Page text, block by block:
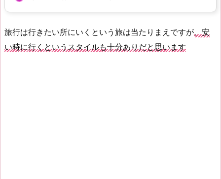
旅行は行きたい所にいくという旅は当たりまえですが、安
い時に行くというスタイルも十分ありだと思います